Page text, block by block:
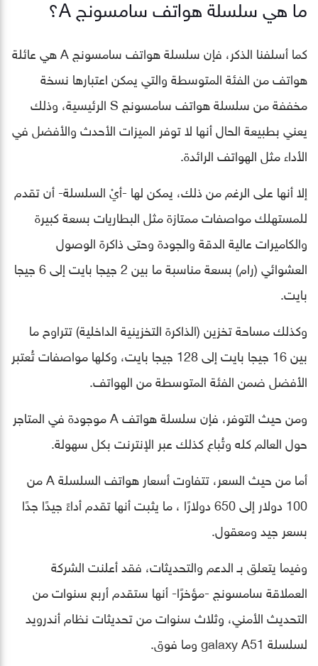
ما هي سلسلة هواتف سامسونج A؟
كما أسلفنا الذكر، فإن سلسلة هواتف سامسونج A هي عائلة
هواتف من الفئة المتوسطة والتي يمكن اعتبارها نسخة
مخففة من سلسلة هواتف سامسونج S الرئيسية، وذلك
يعني بطبيعة الحال أنها لا توفر الميزات الأحدث والأفضل في
الأداء مثل الهواتف الرائدة.
إلا أنها على الرغم من ذلك، يمكن لها -أيْ السلسلة- أن تقدم
للمستهلك مواصفات ممتازة مثل البطاريات بسعة كبيرة
والكاميرات عالية الدقة والجودة وحتى ذاكرة الوصول
العشوائي (رام) بسعة مناسبة ما بين 2 جيجا بايت إلى 6 جيجا
بايت.
وكذلك مساحة تخزين (الذاكرة التخزينية الداخلية) تتراوح ما
بين 16 جيجا بايت إلى 128 جيجا بايت، وكلها مواصفات تُعتبر
الأفضل ضمن الفئة المتوسطة من الهواتف.
ومن حيث التوفر، فإن سلسلة هواتف A موجودة في المتاجر
حول العالم كله وتُباع كذلك عبر الإنترنت بكل سهولة.
أما من حيث السعر، تتفاوت أسعار هواتف السلسلة A من
100 دولار إلى 650 دولارًا ، ما يثبت أنها تقدم أداءً جيدًا جدًا
بسعر جيد ومعقول.
وفيما يتعلق بـ الدعم والتحديثات، فقد أعلنت الشركة
العملاقة سامسونج -مؤخرًا- أنها ستقدم أربع سنوات من
التحديث الأمني، وثلاث سنوات من تحديثات نظام أندرويد
لسلسلة galaxy A51 وما فوق.